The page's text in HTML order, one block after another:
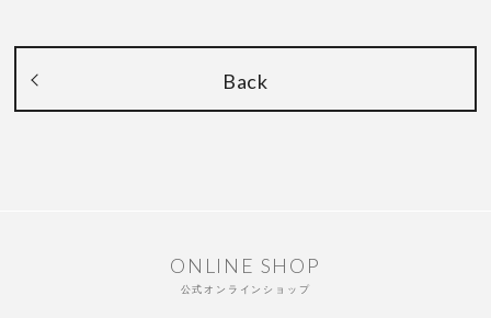
Back
ONLINE SHOP
公式オンラインショップ